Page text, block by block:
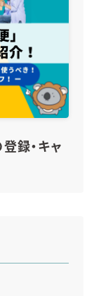
録・キャ